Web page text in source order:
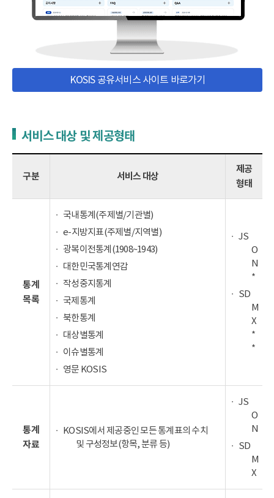
KOSIS 공유서비스 사이트 바로가기
서비스 대상 및 제공형태
구분 서비스 대상
제공
형태
통계
목록
국내통계(주제별/기관별)
e-지방지표(주제별/지역별)
광복이전통계(1908~1943)
대한민국통계연감
작성중지통계
국제통계
북한통계
대상별통계
이슈별통계
영문 KOSIS
JS
O
N
*
SD
M
X
*
*
통계
자료
KOSIS에서 제공중인 모든 통계표의 수치
및 구성정보(항목, 분류 등)
JS
O
N
SD
M
X